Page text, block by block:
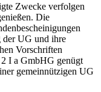
Zwecke verfolgen
Die
der UG und ihre
Vorschriften
I a GmbHG genügt
gemeinnützigen UG